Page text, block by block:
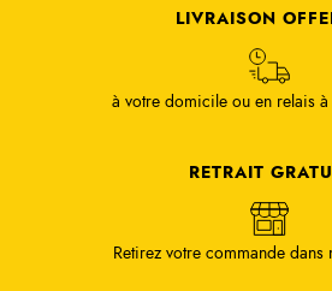
LIVRAISON
à votre domicile ou en relais
RETRAIT
Retirez votre commande dans